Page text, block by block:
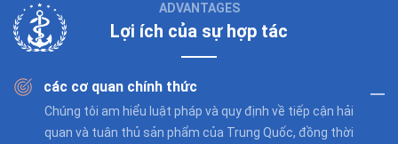
ADVANTAGES
Lợi ích của sự hợp tác
các cơ quan chính thức
Chúng tôi am hiểu luật pháp và quy định về tiếp cận hải
quan và tuân thủ sản phẩm của Trung Quốc, đồng thời